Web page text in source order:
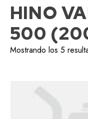
HINO
500
Mostrando los 5